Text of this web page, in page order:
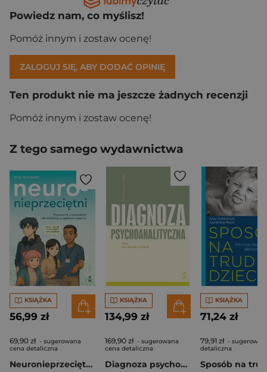
Powiedz nam, co myślisz!
Pomóż innym i zostaw ocenę!
ZALOGUJ SIĘ, ABY DODAĆ OPINIĘ
Ten produkt nie ma jeszcze żadnych recenzji
Pomóż innym i zostaw ocenę!
Z tego samego wydawnictwa
KSIĄŻKA
56,99 zł
69,90 zł - sugerowana
cena detaliczna
Neuronieprzeciętni. Przewodnik z ćwiczeniami dla młodzieży w spektrum autyzmu
KSIĄŻKA
134,99 zł
169,90 zł - sugerowana
cena detaliczna
Diagnoza psychoanalityczna
KSIĄŻKA
71,24 zł
79,91 zł -
detaliczna